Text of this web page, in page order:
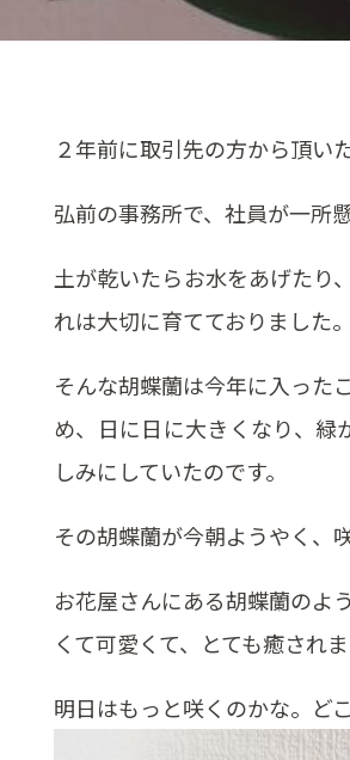
２年前に取引先の方から頂い
弘前の事務所で、社員が一所
土が乾いたらお水をあげたり
れは大切に育てておりました
そんな胡蝶蘭は今年に入った
め、日に日に大きくなり、
しみにしていたのです。
その胡蝶蘭が今朝ようやく、
お花屋さんにある胡蝶蘭のよ
くて可愛くて、とても癒されま
明日はもっと咲くのかな。ど